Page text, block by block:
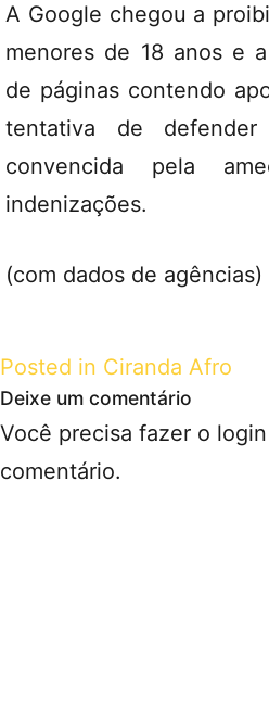
A Google chegou a
menores de 18 anos e
de páginas contendo
tentativa de
convencida pela
indenizações.
(com dados de agências)
Posted in Ciranda Afro
Deixe um comentário
Você precisa fazer o login
comentário.